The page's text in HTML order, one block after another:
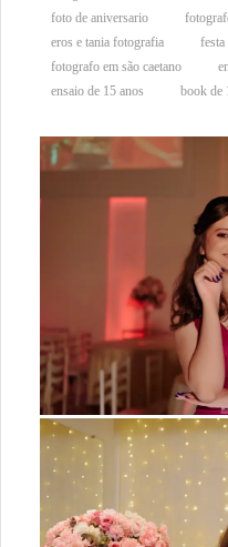
foto de aniversario
eros e tania fotografia
festa
fotografo em são caetano
ensaio de 15 anos
book de